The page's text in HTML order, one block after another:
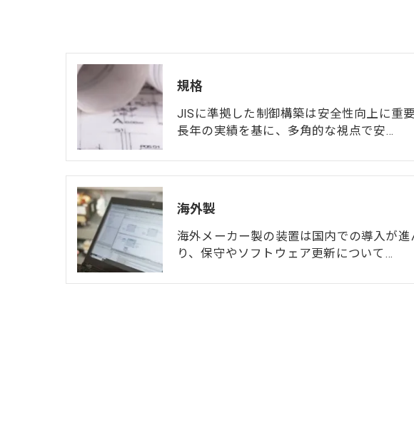
規格
JISに準拠した制御構築は安全性向上に重要
長年の実績を基に、多角的な視点で安…
海外製
海外メーカー製の装置は国内での導入が進
り、保守やソフトウェア更新について…